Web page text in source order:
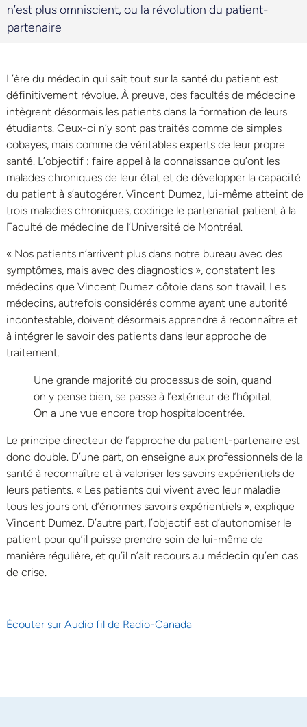
n’est plus omniscient, ou la révolution du patient-
partenaire
L’ère du médecin qui sait tout sur la santé du patient est
définitivement révolue. À preuve, des facultés de médecine
intègrent désormais les patients dans la formation de leurs
étudiants. Ceux-ci n’y sont pas traités comme de simples
cobayes, mais comme de véritables experts de leur propre
santé. L’objectif : faire appel à la connaissance qu’ont les
malades chroniques de leur état et de développer la capacité
du patient à s’autogérer. Vincent Dumez, lui-même atteint de
trois maladies chroniques, codirige le partenariat patient à la
Faculté de médecine de l’Université de Montréal.
« Nos patients n’arrivent plus dans notre bureau avec des
symptômes, mais avec des diagnostics », constatent les
médecins que Vincent Dumez côtoie dans son travail. Les
médecins, autrefois considérés comme ayant une autorité
incontestable, doivent désormais apprendre à reconnaître et
à intégrer le savoir des patients dans leur approche de
traitement.
Une grande majorité du processus de soin, quand
on y pense bien, se passe à l’extérieur de l’hôpital.
On a une vue encore trop hospitalocentrée.
Le principe directeur de l’approche du patient-partenaire est
donc double. D’une part, on enseigne aux professionnels de la
santé à reconnaître et à valoriser les savoirs expérientiels de
leurs patients. « Les patients qui vivent avec leur maladie
tous les jours ont d’énormes savoirs expérientiels », explique
Vincent Dumez. D’autre part, l’objectif est d’autonomiser le
patient pour qu’il puisse prendre soin de lui-même de
manière régulière, et qu’il n’ait recours au médecin qu’en cas
de crise.
Écouter sur Audio fil de Radio-Canada